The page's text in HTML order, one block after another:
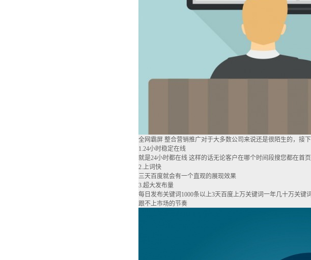
全网霸屏 整合营销推广对于大多数公司来说还是很陌生的，接
1.24小时稳定在线
就是24小时都在线 这样的话无论客户在哪个时间段搜您都在首
2.上词快
三天百度就会有一个直观的展现效果
3.超大发布量
每日发布关键词1000条以上3天百度上万关键词一年几十万关
跟不上市场的节奏